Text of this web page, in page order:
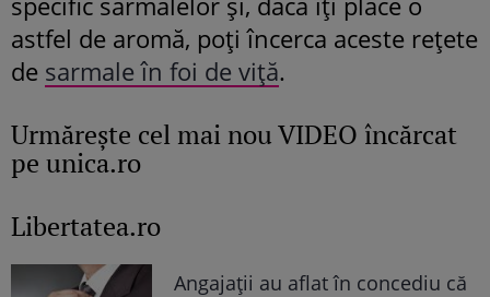
astfel de aromă, poţi încerca aceste reţete
de sarmale în foi de viţă.
Urmăreşte cel mai nou VIDEO încărcat
pe unica.ro
Libertatea.ro
Angajații au aflat în concediu că